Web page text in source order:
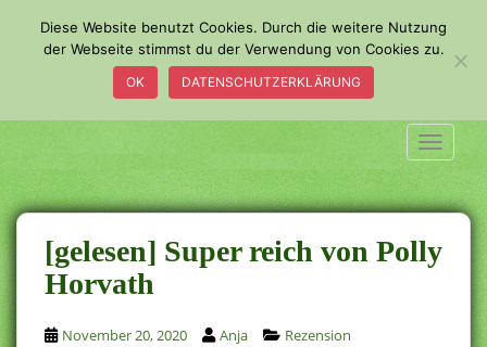
m
a
i
n
c
o
n
t
[gelesen] Super reich von Polly
Horvath
November 20, 2020 Anja Rezension
Diese Website benutzt Cookies. Durch die weitere Nutzung
der Webseite stimmst du der Verwendung von Cookies zu.
OK DATENSCHUTZERKLÄRUNG